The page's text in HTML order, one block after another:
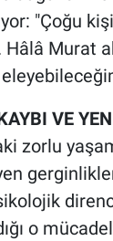
"Çoğu
Murat
VE
zorlu
o